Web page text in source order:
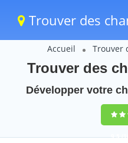
Trouver des
Accueil Trouver
Trouver des
Développer votre
9,5